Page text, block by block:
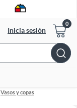
Inicia sesión
Vasos y copas